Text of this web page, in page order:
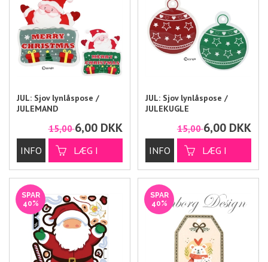
JUL: Sjov lynlåspose /
JULEMAND
15,006,00 DKK
JUL: Sjov lynlåspose /
JULEKUGLE
15,006,00 DKK
SPAR
40%
SPAR
40%